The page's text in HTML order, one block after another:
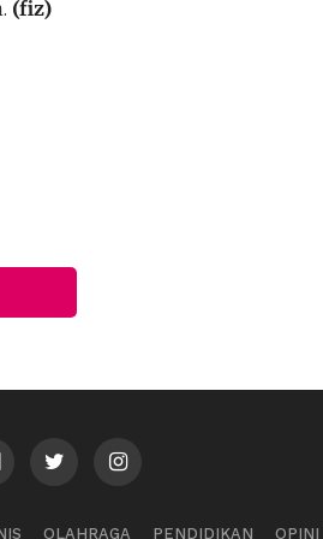
(fiz)
OLAHRAGA PENDIDIKAN OPINI